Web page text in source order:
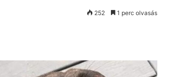
252 1 perc olvasás